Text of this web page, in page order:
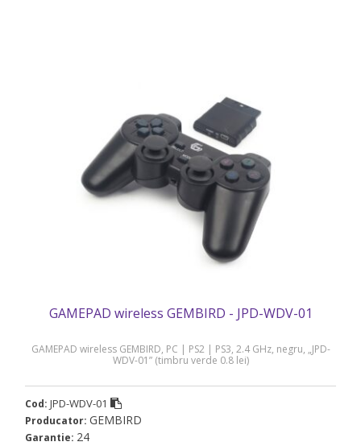
GAMEPAD wireless GEMBIRD - JPD-WDV-01
GAMEPAD wireless GEMBIRD, PC | PS2 | PS3, 2.4 GHz, negru, „JPD-
WDV-01” (timbru verde 0.8 lei)
Cod: JPD-WDV-01
Producator: GEMBIRD
Garantie: 24